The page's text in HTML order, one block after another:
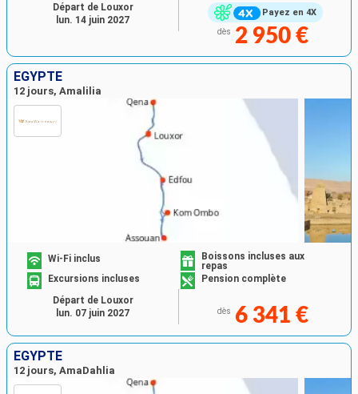
Payez en 4X
dès 2 950 €
Départ de Louxor
lun. 14 juin 2027
EGYPTE
12 jours, Amalilia
Wi-Fi inclus
Boissons incluses aux
repas
Excursions incluses
Pension complète
dès 6 341 €
Départ de Louxor
lun. 07 juin 2027
EGYPTE
12 jours, AmaDahlia